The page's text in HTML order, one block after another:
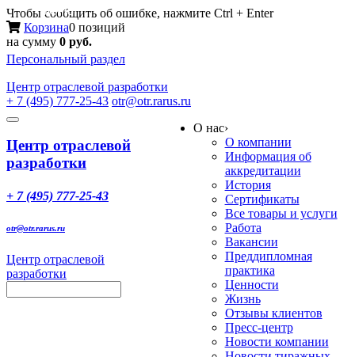
Чтобы сообщить об ошибке, нажмите Ctrl + Enter
Корзина0 позиций
на сумму 0 руб.
Персональный раздел
Центр отраслевой разработки
+ 7 (495) 777-25-43 otr@otr.rarus.ru
Toggle
Меню
Центр отраслевой
разработки
+ 7 (495) 777-25-43
otr@otr.rarus.ru
Центр отраслевой
разработки
О нас›
О компании
Информация об
аккредитации
История
Сертификаты
Все товары и услуги
Работа
Вакансии
Преддипломная
практика
Ценности
Жизнь
Отзывы клиентов
Пресс-центр
Новости компании